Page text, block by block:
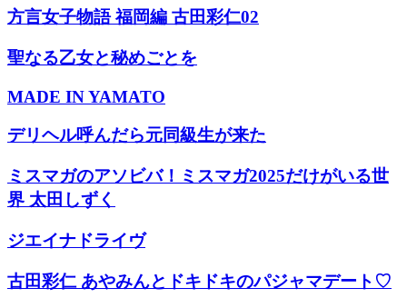
方言女子物語 福岡編 古田彩仁02
聖なる乙女と秘めごとを
MADE IN YAMATO
デリヘル呼んだら元同級生が来た
ミスマガのアソビバ！ミスマガ2025だけがいる世
界 太田しずく
ジエイナドライヴ
古田彩仁 あやみんとドキドキのパジャマデート♡